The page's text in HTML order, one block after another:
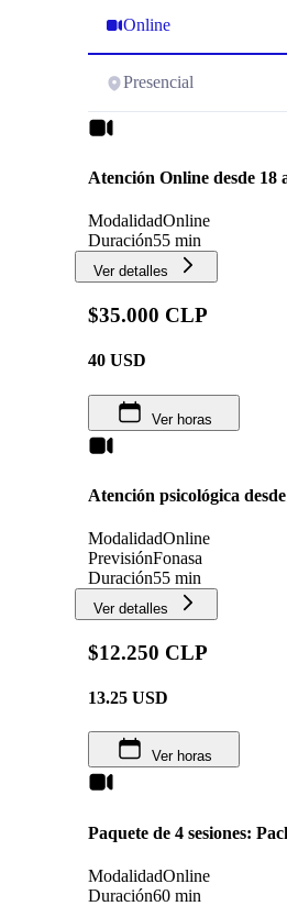
Online
Presencial
Atención Online desde
ModalidadOnline
Duración55 min
Ver detalles
$35.000 CLP
40 USD
Ver horas
Atención psicológica
ModalidadOnline
PrevisiónFonasa
Duración55 min
Ver detalles
$12.250 CLP
13.25 USD
Ver horas
Paquete de 4 sesiones:
ModalidadOnline
Duración60 min